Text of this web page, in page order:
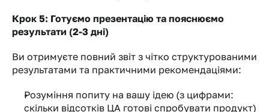
Крок 5: Готуємо презентацію та пояснюємо
результати (2-3 дні)
Ви отримуєте повний звіт з чітко структурованими
результатами та практичними рекомендаціями:
Розуміння попиту на вашу ідею (з цифрами:
скільки відсотків ЦА готові спробувати продукт)